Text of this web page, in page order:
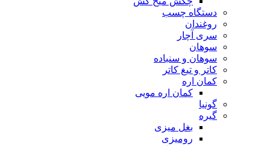
دستگاه چسب
روغندان
سری آچار
سوهان
سوهان و سنباده
کاتر و تیغ کاتر
کمان اره
کمان اره مویی
گونیا
گیره
بغل میزی
رومیزی